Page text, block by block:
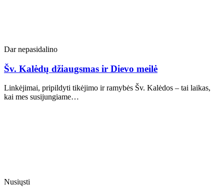
Dar nepasidalino
Šv. Kalėdų džiaugsmas ir Dievo meilė
Linkėjimai, pripildyti tikėjimo ir ramybės Šv. Kalėdos – tai laikas,
kai mes susijungiame…
Nusiųsti